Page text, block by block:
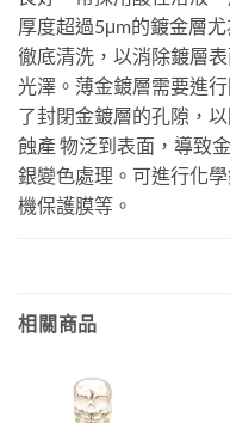
厚度超過5μm的鍍金層
徹底清洗，以消除鍍層
光澤。薄金鍍層需要進
了封閉金鍍層的孔隙，
蝕產 物泛到表面，導致
銀變色處理。可進行化
機保護膜等。
相關商品